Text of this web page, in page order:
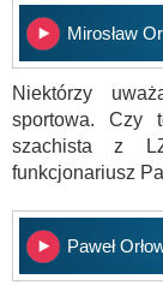
Mirosław
Niektórzy
sportowa. Czy
szachista z
funkcjonariusz
Paweł